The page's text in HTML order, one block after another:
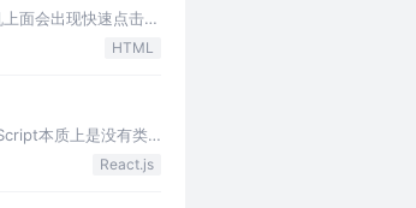
面会出现快速点击之
HTML
本质上是没有类
React.js